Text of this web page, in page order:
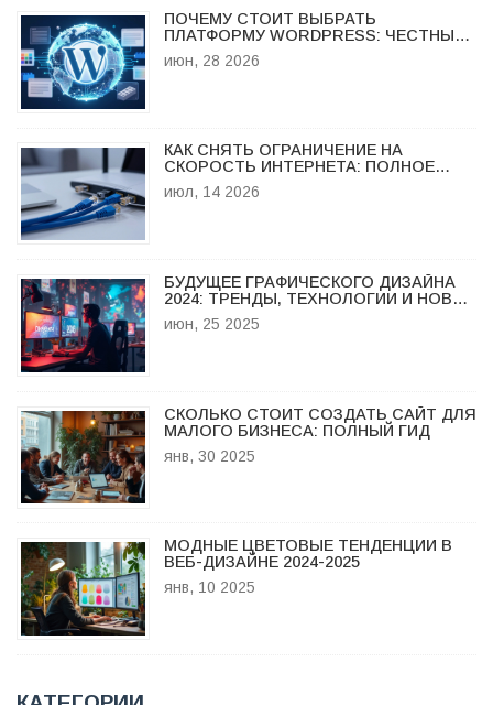
ПОЧЕМУ СТОИТ ВЫБРАТЬ
ПЛАТФОРМУ WORDPRESS: ЧЕСТНЫЙ
РАЗБОР ПЛЮСОВ И МИНУСОВ В 2026
ГОДУ
июн, 28 2026
КАК СНЯТЬ ОГРАНИЧЕНИЕ НА
СКОРОСТЬ ИНТЕРНЕТА: ПОЛНОЕ
РУКОВОДСТВО ПО РАЗГОНУ
СОЕДИНЕНИЯ
июл, 14 2026
БУДУЩЕЕ ГРАФИЧЕСКОГО ДИЗАЙНА
2024: ТРЕНДЫ, ТЕХНОЛОГИИ И НОВЫЕ
ГОРИЗОНТЫ
июн, 25 2025
СКОЛЬКО СТОИТ СОЗДАТЬ САЙТ ДЛЯ
МАЛОГО БИЗНЕСА: ПОЛНЫЙ ГИД
янв, 30 2025
МОДНЫЕ ЦВЕТОВЫЕ ТЕНДЕНЦИИ В
ВЕБ-ДИЗАЙНЕ 2024-2025
янв, 10 2025